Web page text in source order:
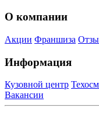
О компании
Акции Франшиза
Информация
Кузовной центр
Вакансии